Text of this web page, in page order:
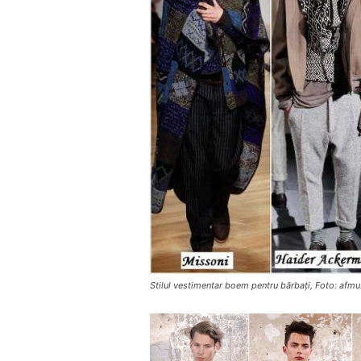
Stilul vestimentar boem pentru bărbați, Foto: